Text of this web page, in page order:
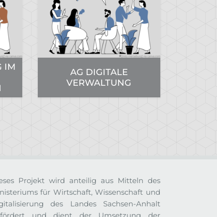
IM
AG DIGITALE
VERWALTUNG
Projekt wird anteilig aus Mitteln des
für Wirtschaft, Wissenschaft und
des Landes Sachsen-Anhalt
und dient der Umsetzung der